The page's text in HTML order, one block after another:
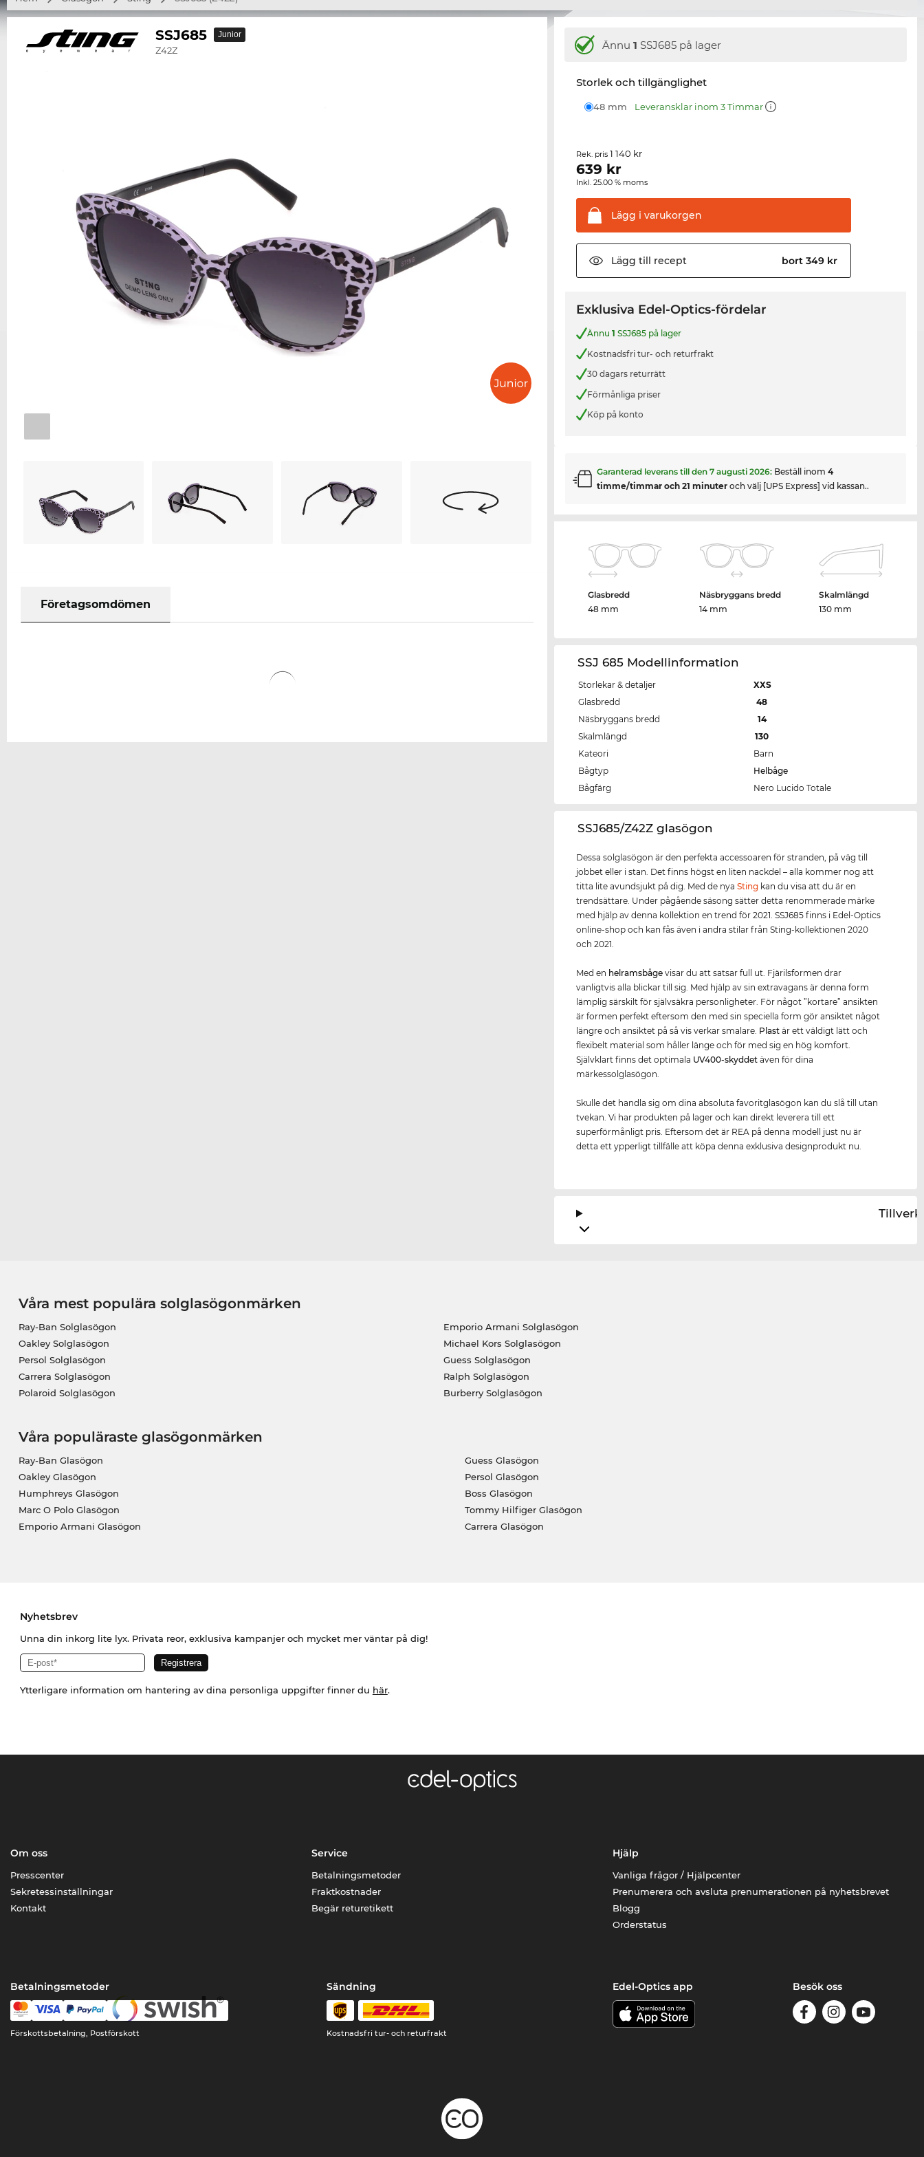
SSJ685
Z42Z
Junior
Företagsomdömen
Ännu1 SSJ685 på lager
Storlek och tillgänglighet
48 mm Leveransklar inom 3 Timmar
Rek. pris1 140 kr
639 kr
Inkl. 25.00 % moms
Lägg i varukorgen
Lägg till recept bort 349 kr
Exklusiva Edel-Optics-fördelar
Ännu1 SSJ685 på lager
Kostnadsfri tur- och returfrakt
30 dagars returrätt
Förmånliga priser
Köp på konto
Garanterad leverans till den7 augusti 2026: Beställ inom4
timme/timmar och 21 minuter och välj [UPS Express] vid kassan..
Glasbredd
48 mm
Näsbryggans bredd
14 mm
Skalmlängd
130 mm
SSJ 685 Modellinformation
Storlekar & detaljer
XXS
Glasbredd
48
Näsbryggans bredd
14
Skalmlängd
130
Kateori
Barn
Bågtyp
Helbåge
Bågfärg
Nero Lucido Totale
‌SSJ685/Z42Z glasögon
Dessa solglasögon är den perfekta accessoaren för stranden, på väg till
jobbet eller i stan. Det finns högst en liten nackdel – alla kommer nog att
titta lite avundsjukt på dig. Med de nyaSting kan du visa att du är en
trendsättare. Under pågående säsong sätter detta renommerade märke
med hjälp av denna kollektion en trend för 2021. SSJ685 finns i Edel-Optics
online-shop och kan fås även i andra stilar från Sting-kollektionen 2020
och 2021.
Med en helramsbågevisar du att satsar full ut. Fjärilsformen drar
vanligtvis alla blickar till sig. Med hjälp av sin extravagans är denna form
lämplig särskilt för självsäkra personligheter. För något ”kortare” ansikten
är formen perfekt eftersom den med sin speciella form gör ansiktet något
längre och ansiktet på så vis verkar smalare. Plast är ett väldigt lätt och
flexibelt material som håller länge och för med sig en hög komfort.
Självklart finns det optimala UV400-skyddet även för dina
märkessolglasögon.
Skulle det handla sig om dina absoluta favoritglasögon kan du slå till utan
tvekan. Vi har produkten på lager och kan direkt leverera till ett
superförmånligt pris. Eftersom det är REA på denna modell just nu är
detta ett ypperligt tillfälle att köpa denna exklusiva designprodukt nu.
Våra mest populära solglasögonmärken
Ray-Ban Solglasögon
Oakley Solglasögon
Persol Solglasögon
Carrera Solglasögon
Polaroid Solglasögon
Emporio Armani Solglasögon
Michael Kors Solglasögon
Guess Solglasögon
Ralph Solglasögon
Burberry Solglasögon
Våra populäraste glasögonmärken
Ray-Ban Glasögon
Oakley Glasögon
Humphreys Glasögon
Marc O Polo Glasögon
Emporio Armani Glasögon
Guess Glasögon
Persol Glasögon
Boss Glasögon
Tommy Hilfiger Glasögon
Carrera Glasögon
Nyhetsbrev
Unna din inkorg lite lyx. Privata reor, exklusiva kampanjer och mycket mer väntar på dig!
Ytterligare information om hantering av dina personliga uppgifter finner du här.
Om oss
Presscenter
Sekretessinställningar
Kontakt
Service
Betalningsmetoder
Fraktkostnader
Begär returetikett
Hjälp
Vanliga frågor / Hjälpcenter
Prenumerera och avsluta prenumerationen på nyhetsbrevet
Blogg
Orderstatus
Betalningsmetoder
Förskottsbetalning, Postförskott
Sändning
Kostnadsfri tur- och returfrakt
Edel-Optics app Besök oss